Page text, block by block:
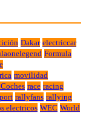
Dakar electriccar
Formula
movilidad
race racing
rallyfans rallying
electricos WEC World